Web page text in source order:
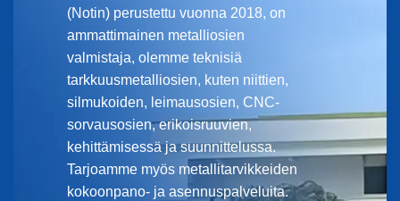
(Notin) perustettu vuonna 2018, on
ammattimainen metalliosien
valmistaja, olemme teknisiä
tarkkuusmetalliosien, kuten niittien,
silmukoiden, leimausosien, CNC-
sorvausosien, erikoisruuvien,
kehittämisessä ja suunnittelussa.
Tarjoamme myös metallitarvikkeiden
kokoonpano- ja asennuspalveluita.